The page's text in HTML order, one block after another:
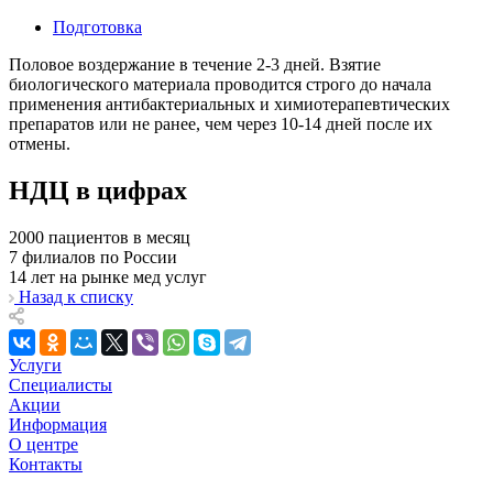
Подготовка
Половое воздержание в течение 2-3 дней. Взятие
биологического материала проводится строго до начала
применения антибактериальных и химиотерапевтических
препаратов или не ранее, чем через 10-14 дней после их
отмены.
НДЦ в цифрах
2000 пациентов в месяц
7 филиалов по России
14 лет на рынке мед услуг
Назад к списку
Услуги
Специалисты
Акции
Информация
О центре
Контакты